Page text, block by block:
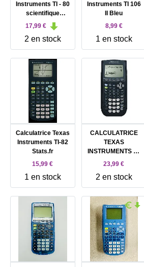
Instruments TI - 80
scientifique
graphique
17,99 €
2 en stock
Instruments TI 106
II Bleu
8,99 €
1 en stock
Calculatrice Texas
Instruments TI-82
Stats.fr
15,99 €
1 en stock
CALCULATRICE
TEXAS
INSTRUMENTS TI-
82 ADVANCED
23,99 €
2 en stock